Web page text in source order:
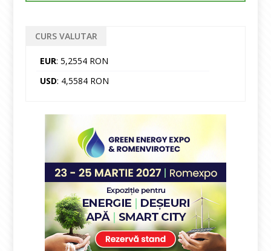
CURS VALUTAR
EUR: 5,2554 RON
USD: 4,5584 RON